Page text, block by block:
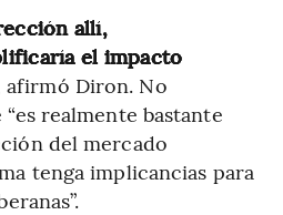
allí,
el impacto
afirmó Diron. No
realmente bastante
del mercado
tenga implicancias para